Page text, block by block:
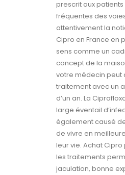
prescrit aux
fréquentes des
attentivement la
Cipro en France en
sens comme un
concept de la
votre médecin peut
traitement avec un
d’un an. La
large éventail
également causé
de vivre en
leur vie. Achat
les traitements
jaculation, bonne